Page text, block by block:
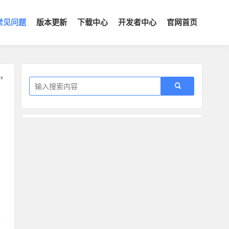
见问题 版本更新 下载中心 开发者中心 官网首页